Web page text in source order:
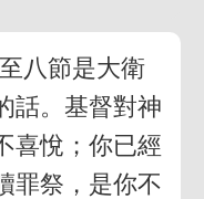
八節是大衛
話。基督對神
喜悅；你已經
罪祭，是你不